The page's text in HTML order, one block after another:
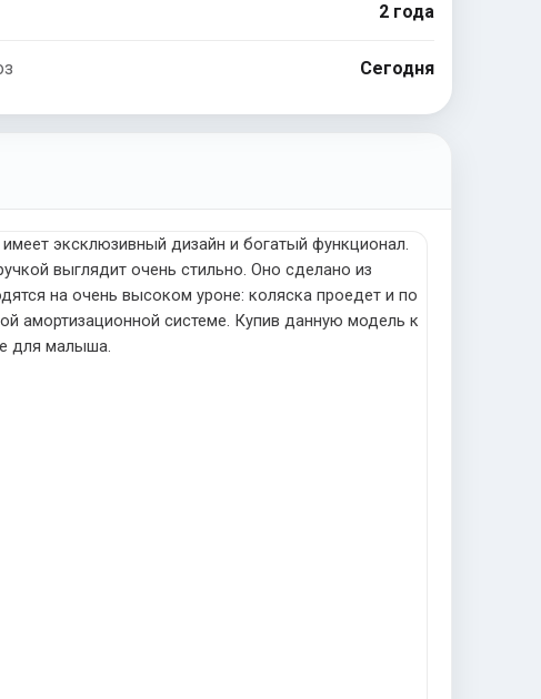
2 года
Сегодня
имеет эксклюзивный дизайн и богатый функционал.
выглядит очень стильно. Оно сделано из
на очень высоком уроне: коляска проедет и по
амортизационной системе. Купив данную модель к
для малыша.